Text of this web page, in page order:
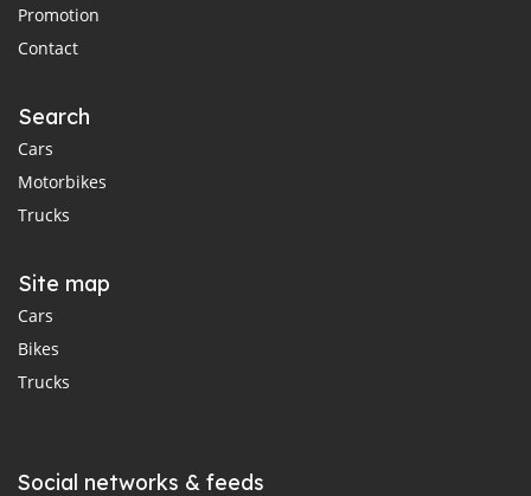
Promotion
Contact
Search
Cars
Motorbikes
Trucks
Site map
Cars
Bikes
Trucks
Social networks & feeds